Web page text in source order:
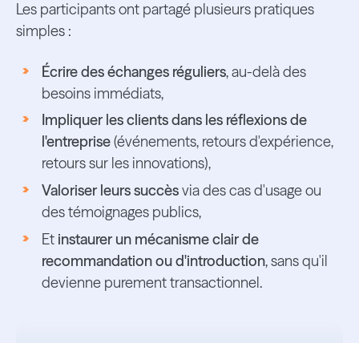
Les participants ont partagé plusieurs pratiques
simples :
Écrire des échanges réguliers, au-delà des
besoins immédiats,
Impliquer les clients dans les réflexions de
l'entreprise(événements, retours d'expérience,
retours sur les innovations),
Valoriser leurs succèsvia des cas d'usage ou
des témoignages publics,
Et instaurer un mécanisme clair de
recommandation ou d'introduction, sans qu'il
devienne purement transactionnel.